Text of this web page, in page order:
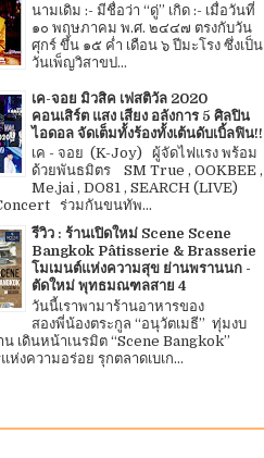
นามเดิม :- มีชื่อว่า “ดู่” เกิด :- เมื่อวันที่
๑๐ พฤษภาคม พ.ศ. ๒๔๔๗ ตรงกับวัน
ศุกร์ ขึ้น ๑๕ ค่ำ เดือน ๖ ปีมะโรง ซึ่งเป็น
วันเพ็ญวิสาขป...
เค-จอย มิวสิค เฟสติวัล 2020
คอนเสิร์ต แสง เสียง อลังการ 5 ศิลปิน
ไอดอล จัดเต็มทั้งร้องทั้งเต้นดับเบิ้ลฟิน!!
เค - จอย (K-Joy) ผู้จัดไฟแรง พร้อม
ด้วยพันธมิตร SM True , OOKBEE ,
Me.jai , DO81 , SEARCH (LIVE)
ร่วมกันขนทัพ...
รีวิว : ร้านเปิดใหม่ Scene Scene
Bangkok Pâtisserie & Brasserie
โมเมนต์แห่งความสุข ย่านพรานนก -
ตัดใหม่ พุทธมณฑลสาย 4
วันนี้เราพามาร้านอาหารของ
สองพี่น้องตระกูล “อนุวัตเมธี” ทุ่มงบ
น เดินหน้าเนรมิต “Scene Bangkok”
ห่งความอร่อย รุกตลาดเบเก...